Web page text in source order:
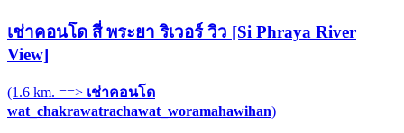
เช่าคอนโด สี่ พระยา ริเวอร์ วิว [Si Phraya River
View]
(1.6 km. ==> เช่าคอนโด
wat_chakrawatrachawat_woramahawihan)